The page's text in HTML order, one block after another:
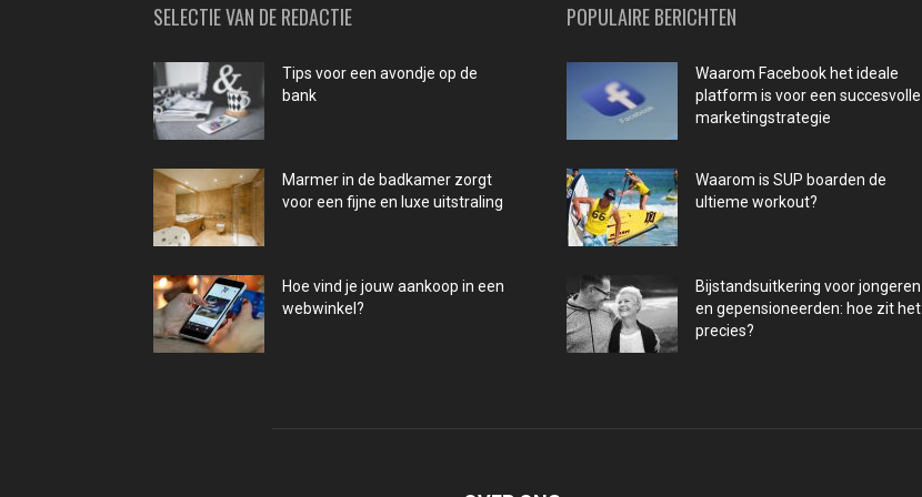
SELECTIE VAN DE REDACTIE
Tips voor een avondje op de
bank
Marmer in de badkamer zorgt
voor een fijne en luxe uitstraling
Hoe vind je jouw aankoop in een
webwinkel?
POPULAIRE BERICHTEN
Waarom Facebook het ideale
platform is voor een succesvolle
marketingstrategie
Waarom is SUP boarden de
ultieme workout?
Bijstandsuitkering voor jongeren
en gepensioneerden: hoe zit het
precies?